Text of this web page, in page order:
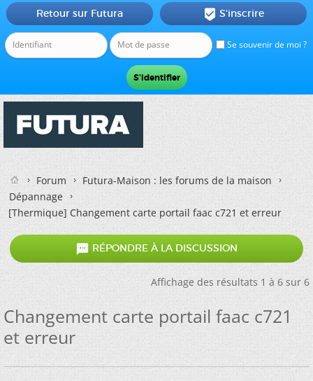
Se souvenir de moi ?
Retour sur Futura  S'inscrire
Forum
Futura-Maison : les forums de la maison
Dépannage
[Thermique]Changement carte portail faac c721 et erreur
 RÉPONDRE À LA DISCUSSION
Affichage des résultats 1 à 6 sur 6
Changement carte portail faac c721
et erreur